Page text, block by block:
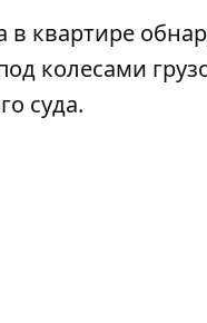
в квартире
колесами
суда.